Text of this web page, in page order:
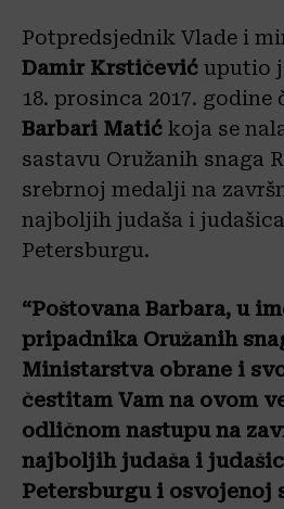
Potpredsjednik Vlade i
Damir Krstičević uputio
18. prosinca 2017.
Barbari Matić koja se
sastavu Oružanih snaga
srebrnoj medalji na
najboljih judaša i
Petersburgu.
“Poštovana Barbara, u
pripadnika Oružanih
Ministarstva obrane i
čestitam Vam na ovom
odličnom nastupu na
najboljih judaša i
Petersburgu i osvojenoj